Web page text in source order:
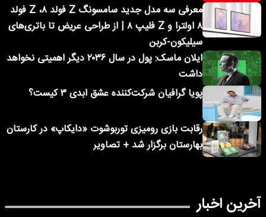
معرفی سه مدل جدید سامسونگ Z فولد ۸، Z فولد
۸ اولترا و Z فلیپ ۸ | از طراحی عریض تا باتری‌های
سیلیکون-کربن
ایلان ماسک: پول در سال ۲۰۳۶ دیگر اهمیتی نخواهد
داشت
پویا گرافیان شرکت‌کننده عشق ابدی ۳ کیست؟
رقابت بازی رومیزی توربوشوت «دایکاپ» در کارستان
بهارستان برگزار شد + تصاویر
آخرین اخبار